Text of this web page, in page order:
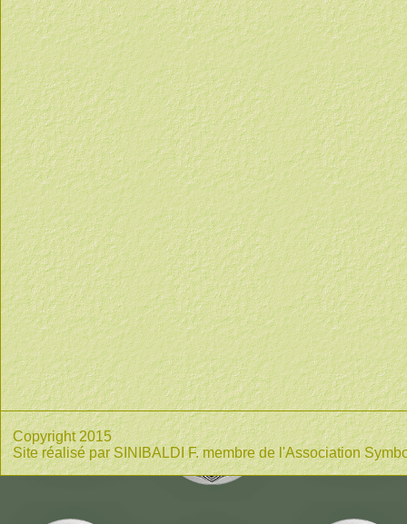
Copyright 2015
Site réalisé par SINIBALDI F. membre de l'Association